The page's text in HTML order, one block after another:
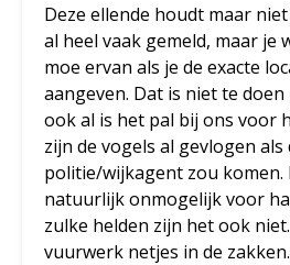
Deze ellende houdt maar
al heel vaak gemeld, maar je
moe ervan als je de exacte
aangeven. Dat is niet te
ook al is het pal bij ons voor
zijn de vogels al gevlogen als
politie/wijkagent zou komen.
natuurlijk onmogelijk voor
zulke helden zijn het ook
vuurwerk netjes in de zakken.